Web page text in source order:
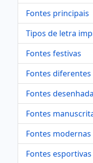
Fontes principais
Tipos de letra
Fontes festivas
Fontes diferentes
Fontes
Fontes
Fontes modernas
Fontes esportivas